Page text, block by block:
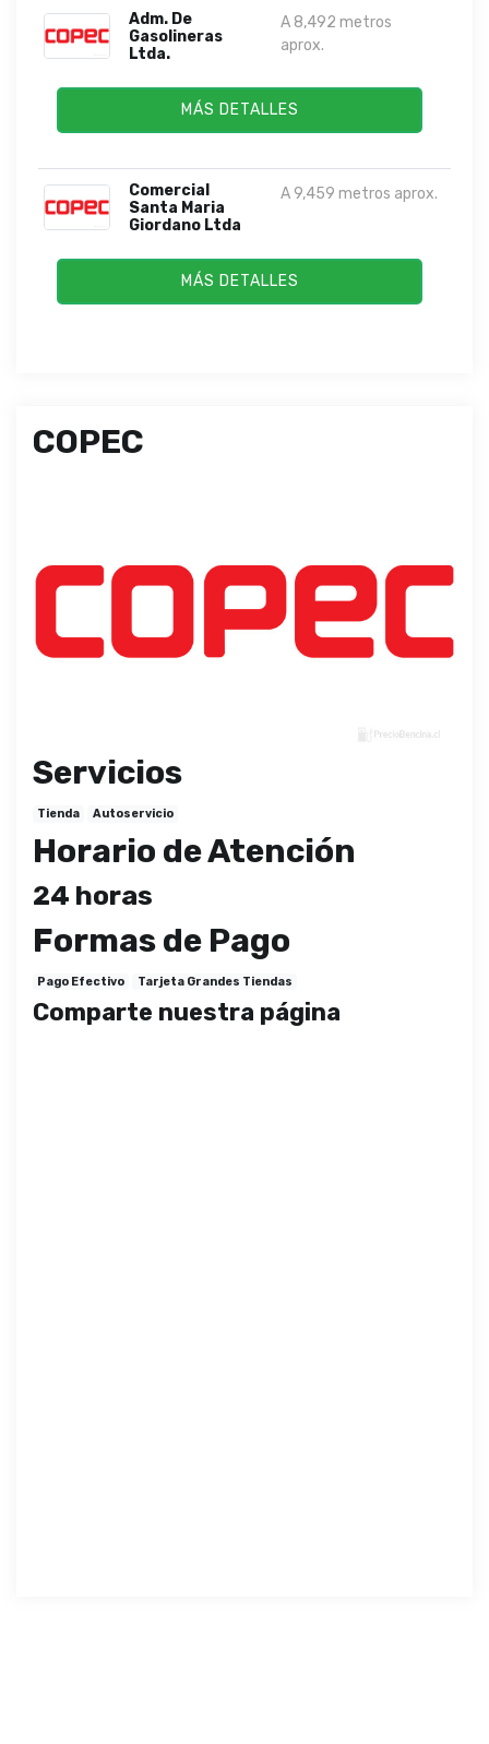
Adm. De
Gasolineras
Ltda.
A 8,492 metros
aprox.
MÁS DETALLES
Comercial
Santa Maria
Giordano Ltda
A 9,459 metros aprox.
MÁS DETALLES
COPEC
Servicios
Tienda Autoservicio
Horario de Atención
24 horas
Formas de Pago
Pago Efectivo Tarjeta Grandes Tiendas
Comparte nuestra página